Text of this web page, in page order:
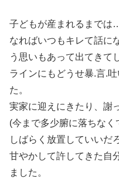
子どもが産まれるまでは
なればいつもキレて話に
う思いもあって出てきて
ラインにもどうせ暴.言.
た。
実家に迎えにきたり、謝
(今まで多少腑に落ちな
しばらく放置していいだ
甘やかして許してきた自
ました。